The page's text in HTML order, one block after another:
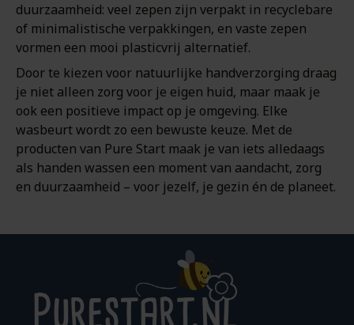
duurzaamheid: veel zepen zijn verpakt in recyclebare
of minimalistische verpakkingen, en vaste zepen
vormen een mooi plasticvrij alternatief.
Door te kiezen voor natuurlijke handverzorging draag
je niet alleen zorg voor je eigen huid, maar maak je
ook een positieve impact op je omgeving. Elke
wasbeurt wordt zo een bewuste keuze. Met de
producten van Pure Start maak je van iets alledaags
als handen wassen een moment van aandacht, zorg
en duurzaamheid – voor jezelf, je gezin én de planeet.